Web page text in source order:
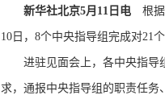
新华社北京5月11日电 根据
10日，8个中央指导组完成对21
进驻见面会上，各中央指导组
求，通报中央指导组的职责任务